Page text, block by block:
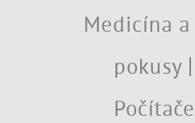
Medicína
pokusy